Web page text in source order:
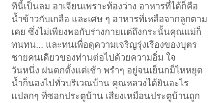
ทีนี้เป็นลม อาเจียนเพราะท้องว่าง อาหารที่ได้ก็คือ
น้ำข้าวกับเกลือ และเศษ ๆ อาหารที่เหลือจากลูกตาม
เคย ซึ่งไม่เพียงพอกับร่างกายแต่ถึงกระนั้นคุณแม่ก็
ทนทน... และทนเพื่อดูความเจริญรุ่งเรืองของบุตร
ชายคนเดียวของท่านต่อไปด้วยความอิ่ม ใจ
วันหนึ่ง ฝนตกตั้งแต่เช้า พรำๆ อยู่จนเย็นกม็ไหหยุด
น้ำก็นองไปทั่วบริเวณบ้าน คุณหลวงได้ยินอะไร
แปลกๆ ที่ซอกประตูบ้าน เสียงเหมือนประตูบ้านถูก